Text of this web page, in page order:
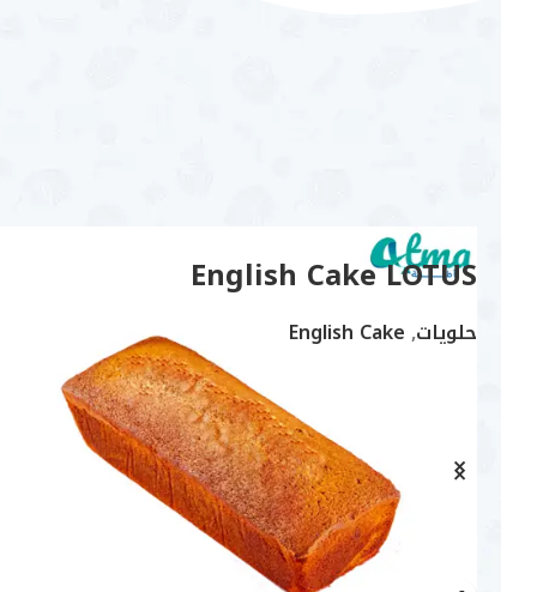
English Cake LOTUS
حلويات,
English Cake